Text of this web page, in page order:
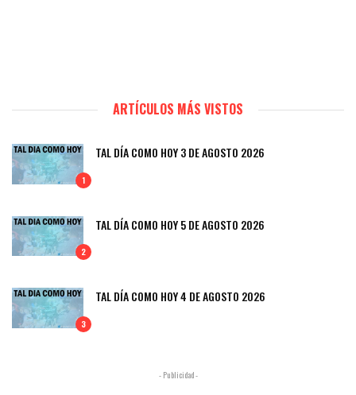
ARTÍCULOS MÁS VISTOS
1
TAL DÍA COMO HOY 3 DE AGOSTO 2026
2
TAL DÍA COMO HOY 5 DE AGOSTO 2026
3
TAL DÍA COMO HOY 4 DE AGOSTO 2026
- Publicidad -